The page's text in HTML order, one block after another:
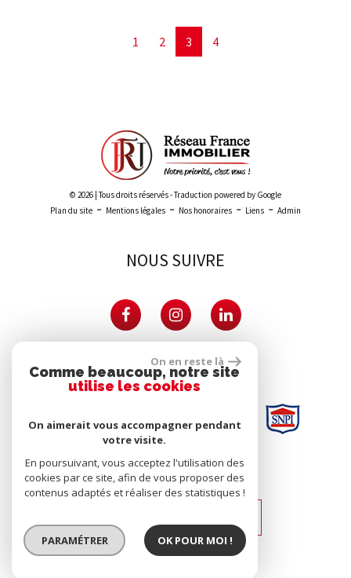
1 2 3 4
© 2026 | Tous droits réservés - Traduction powered by Google
Plan du site - Mentions légales - Nos honoraires - Liens - Admin
NOUS SUIVRE
PARTENAIRES
SE CONNECTER
On en reste là
Comme beaucoup, notre site
utilise les cookies
On aimerait vous accompagner pendant
votre visite.
En poursuivant, vous acceptez l'utilisation des
cookies par ce site, afin de vous proposer des
contenus adaptés et réaliser des statistiques !
PARAMÉTRER OK POUR MOI !